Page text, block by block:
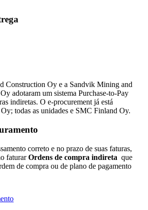
Construction Oy e a Sandvik Mining and
adotaram um sistema Purchase-to-Pay
indiretas. O e-procurement já está
todas as unidades e SMC Finland Oy.
correto e no prazo de suas faturas,
faturarOrdens de compra indireta que
de compra ou de plano de pagamento